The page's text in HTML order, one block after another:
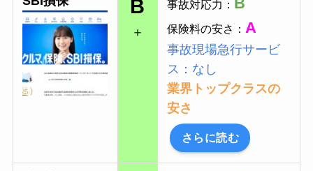
B
＋
事故対応力：
保険料の安さ： A
事故現場急行サービ
ス：なし
業界トップクラスの
安さ
さらに読む